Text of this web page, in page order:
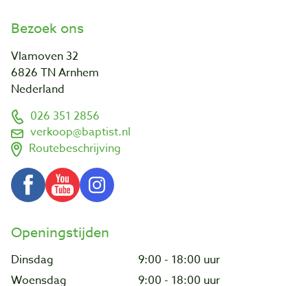
Bezoek ons
Vlamoven 32
6826 TN Arnhem
Nederland
026 351 2856
verkoop@baptist.nl
Routebeschrijving
Openingstijden
Dinsdag
9:00 - 18:00 uur
Woensdag
9:00 - 18:00 uur